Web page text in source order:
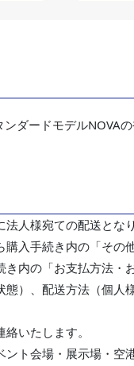
ダードモデルNOVAの
人様宛ての配送とな
入手続き内の「その
内の「お支払方法・
態）、配送方法（個人
いたします。
ント会場・展示場・空